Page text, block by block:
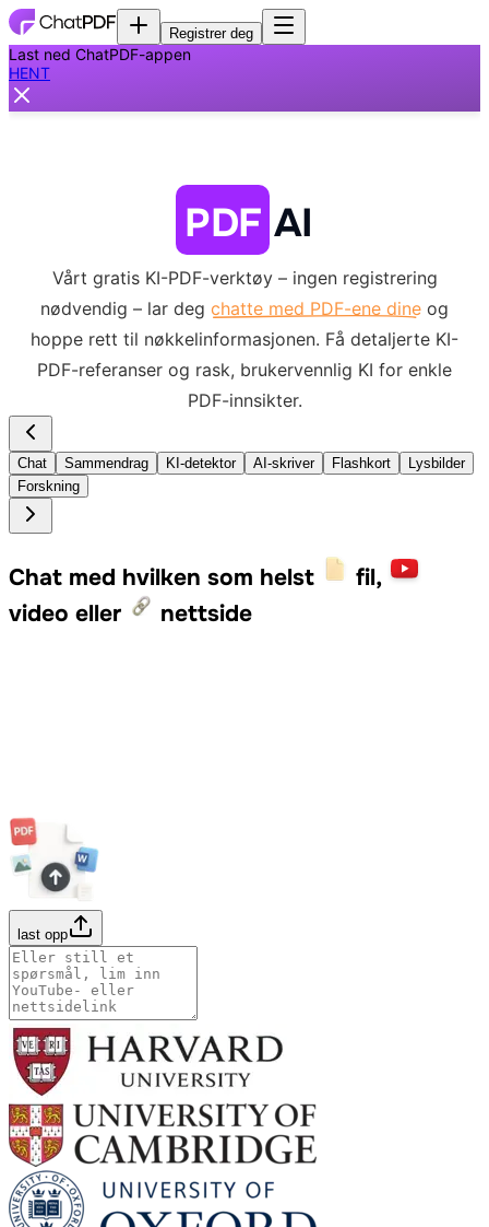
Registrer deg
Last ned ChatPDF-appen
HENT
PDF AI
Vårt gratis KI-PDF-verktøy – ingen registrering
nødvendig – lar deg chatte med PDF-ene dine og
hoppe rett til nøkkelinformasjonen. Få detaljerte KI-
PDF-referanser og rask, brukervennlig KI for enkle
PDF-innsikter.
Chat Sammendrag KI-detektor AI-skriver Flashkort
Lysbilder
Forskning
Chat med hvilken som helst
fil,
video eller
nettside
last opp